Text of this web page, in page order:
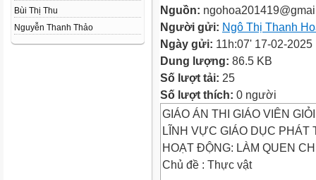
Bùi Thị Thu
Nguyễn Thanh Thảo
Nguồn:
Người gửi: Ngô Thị Thanh
Ngày gửi: 11h:07' 17-02-2025
Dung lượng: 86.5 KB
Số lượt tải: 25
Số lượt thích: 0 người
GIÁO ÁN THI GIÁO VIÊN
LĨNH VỰC GIÁO DỤC PHÁT
HOẠT ĐỘNG: LÀM QUEN
Chủ đề : Thực vật